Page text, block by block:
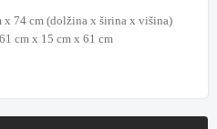
x 74 cm (dolžina x širina x višina)
cm x 15 cm x 61 cm